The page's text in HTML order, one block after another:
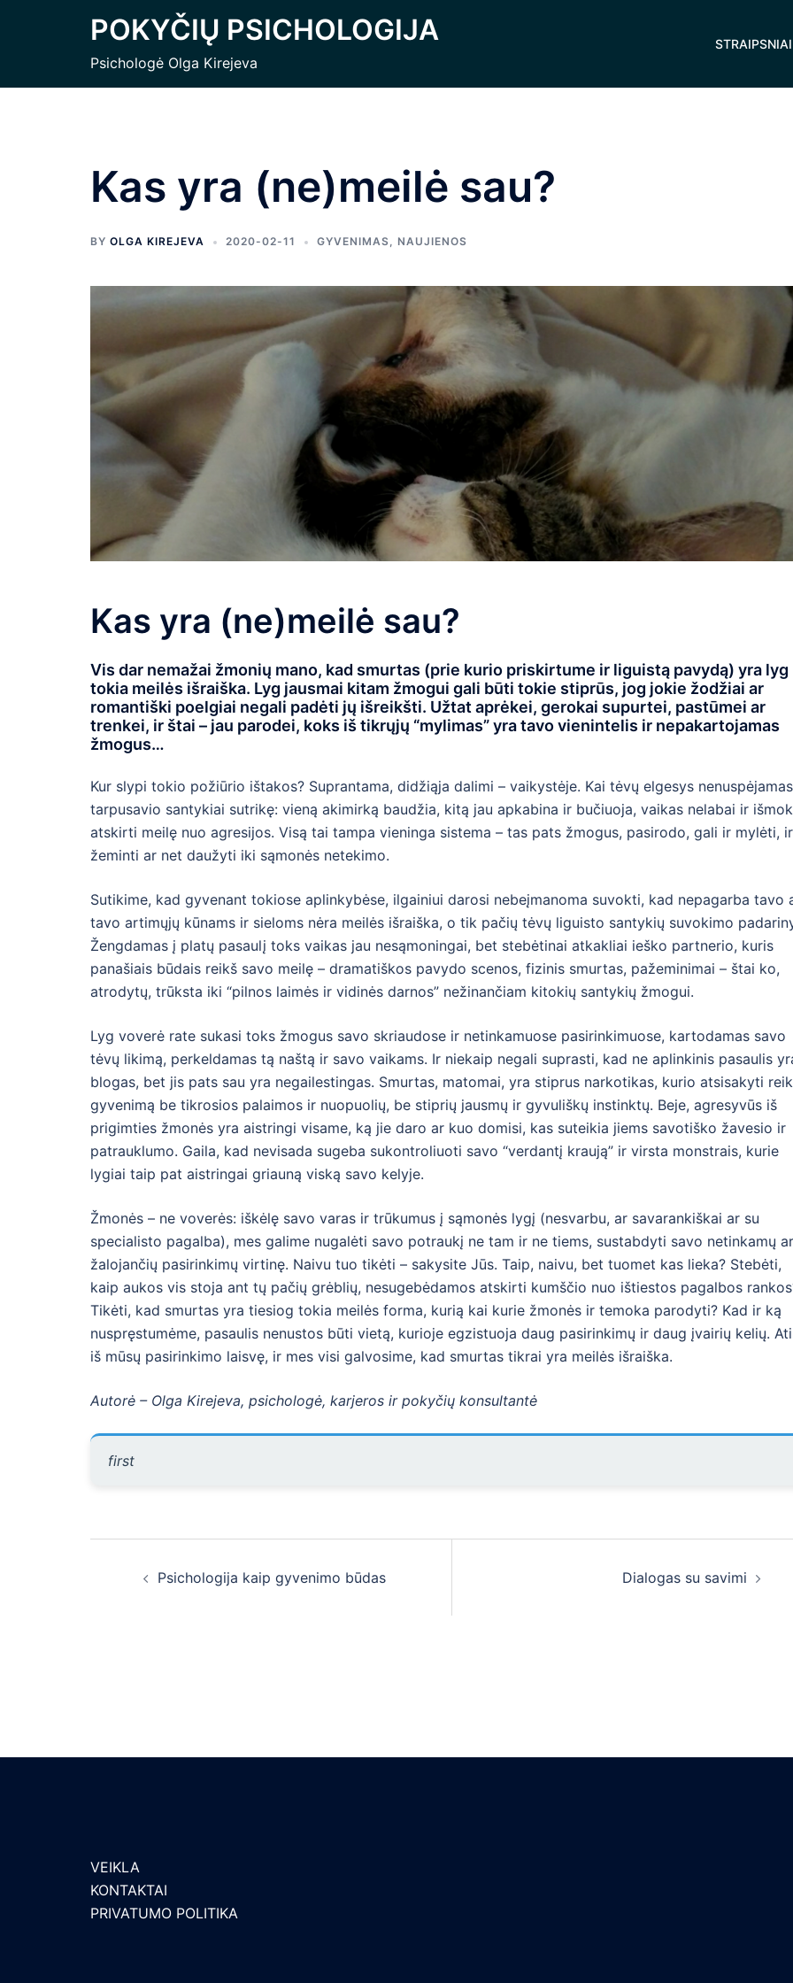
POKYČIŲ PSICHOLOGIJA
Psichologė Olga Kirejeva
STRAIPSNIAI
Kas yra (ne)meilė sau?
BY OLGA KIREJEVA 2020-02-11 GYVENIMAS, NAUJIENOS
Kas yra (ne)meilė sau?
Vis dar nemažai žmonių mano, kad smurtas (prie kurio priskirtume ir liguistą pavydą) yra lyg
tokia meilės išraiška. Lyg jausmai kitam žmogui gali būti tokie stiprūs, jog jokie žodžiai ar
romantiški poelgiai negali padėti jų išreikšti. Užtat aprėkei, gerokai supurtei, pastūmei ar
trenkei, ir štai – jau parodei, koks iš tikrųjų “mylimas” yra tavo vienintelis ir nepakartojamas
žmogus…
Kur slypi tokio požiūrio ištakos? Suprantama, didžiąja dalimi – vaikystėje. Kai tėvų elgesys
tarpusavio santykiai sutrikę: vieną akimirką baudžia, kitą jau apkabina ir bučiuoja, vaikas nelabai ir
atskirti meilę nuo agresijos. Visą tai tampa vieninga sistema – tas pats žmogus, pasirodo, gali ir mylėti, ir
žeminti ar net daužyti iki sąmonės netekimo.
Sutikime, kad gyvenant tokiose aplinkybėse, ilgainiui darosi nebeįmanoma suvokti, kad nepagarba tavo
tavo artimųjų kūnams ir sieloms nėra meilės išraiška, o tik pačių tėvų liguisto santykių suvokimo
Žengdamas į platų pasaulį toks vaikas jau nesąmoningai, bet stebėtinai atkakliai ieško partnerio, kuris
panašiais būdais reikš savo meilę – dramatiškos pavydo scenos, fizinis smurtas, pažeminimai – štai ko,
atrodytų, trūksta iki “pilnos laimės ir vidinės darnos” nežinančiam kitokių santykių žmogui.
Lyg voverė rate sukasi toks žmogus savo skriaudose ir netinkamuose pasirinkimuose, kartodamas savo
tėvų likimą, perkeldamas tą naštą ir savo vaikams. Ir niekaip negali suprasti, kad ne aplinkinis pasaulis
blogas, bet jis pats sau yra negailestingas. Smurtas, matomai, yra stiprus narkotikas, kurio atsisakyti
gyvenimą be tikrosios palaimos ir nuopuolių, be stiprių jausmų ir gyvuliškų instinktų. Beje, agresyvūs iš
prigimties žmonės yra aistringi visame, ką jie daro ar kuo domisi, kas suteikia jiems savotiško žavesio ir
patrauklumo. Gaila, kad nevisada sugeba sukontroliuoti savo “verdantį kraują” ir virsta monstrais, kurie
lygiai taip pat aistringai griauną viską savo kelyje.
Žmonės – ne voverės: iškėlę savo varas ir trūkumus į sąmonės lygį (nesvarbu, ar savarankiškai ar su
specialisto pagalba), mes galime nugalėti savo potraukį ne tam ir ne tiems, sustabdyti savo netinkamų ar
žalojančių pasirinkimų virtinę. Naivu tuo tikėti – sakysite Jūs. Taip, naivu, bet tuomet kas lieka? Stebėti,
kaip aukos vis stoja ant tų pačių grėblių, nesugebėdamos atskirti kumščio nuo ištiestos pagalbos
Tikėti, kad smurtas yra tiesiog tokia meilės forma, kurią kai kurie žmonės ir temoka parodyti? Kad ir ką
nuspręstumėme, pasaulis nenustos būti vietą, kurioje egzistuoja daug pasirinkimų ir daug įvairių kelių.
iš mūsų pasirinkimo laisvę, ir mes visi galvosime, kad smurtas tikrai yra meilės išraiška.
Autorė – Olga Kirejeva, psichologė, karjeros ir pokyčių konsultantė
first
navigation
Psichologija kaip gyvenimo būdas Dialogas su savimi
VEIKLA
KONTAKTAI
PRIVATUMO POLITIKA